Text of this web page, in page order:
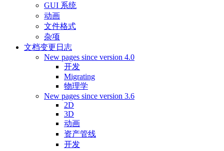
GUI 系统
动画
文件格式
杂项
文档变更日志
New pages since version 4.0
开发
Migrating
物理学
New pages since version 3.6
2D
3D
动画
资产管线
开发